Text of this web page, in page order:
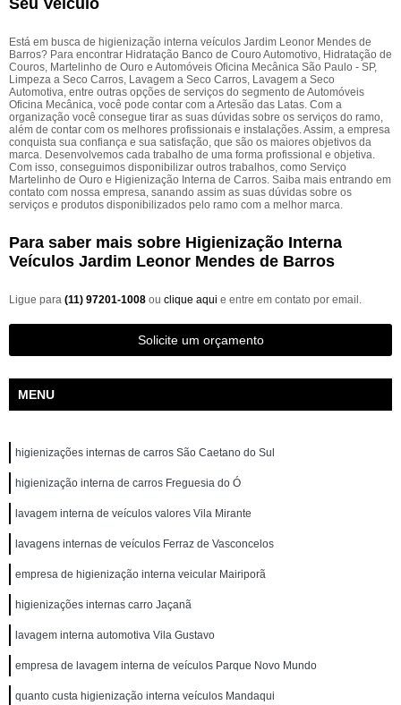
Seu Veículo
Está em busca de higienização interna veículos Jardim Leonor Mendes de
Barros? Para encontrar Hidratação Banco de Couro Automotivo, Hidratação de
Couros, Martelinho de Ouro e Automóveis Oficina Mecânica São Paulo - SP,
Limpeza a Seco Carros, Lavagem a Seco Carros, Lavagem a Seco
Automotiva, entre outras opções de serviços do segmento de Automóveis
Oficina Mecânica, você pode contar com a Artesão das Latas. Com a
organização você consegue tirar as suas dúvidas sobre os serviços do ramo,
além de contar com os melhores profissionais e instalações. Assim, a empresa
conquista sua confiança e sua satisfação, que são os maiores objetivos da
marca. Desenvolvemos cada trabalho de uma forma profissional e objetiva.
Com isso, conseguimos disponibilizar outros trabalhos, como Serviço
Martelinho de Ouro e Higienização Interna de Carros. Saiba mais entrando em
contato com nossa empresa, sanando assim as suas dúvidas sobre os
serviços e produtos disponibilizados pelo ramo com a melhor marca.
Para saber mais sobre Higienização Interna
Veículos Jardim Leonor Mendes de Barros
Ligue para (11) 97201-1008 ou clique aqui e entre em contato por email.
Solicite um orçamento
MENU
higienizações internas de carros São Caetano do Sul
higienização interna de carros Freguesia do Ó
lavagem interna de veículos valores Vila Mirante
lavagens internas de veículos Ferraz de Vasconcelos
empresa de higienização interna veicular Mairiporã
higienizações internas carro Jaçanã
lavagem interna automotiva Vila Gustavo
empresa de lavagem interna de veículos Parque Novo Mundo
quanto custa higienização interna veículos Mandaqui